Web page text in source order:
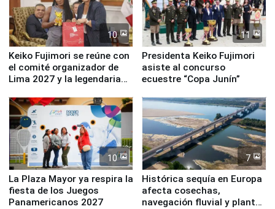
10
Keiko Fujimori se reúne con
el comité organizador de
Lima 2027 y la legendaria
11
Presidenta Keiko Fujimori
asiste al concurso
ecuestre “Copa Junín”
10
La Plaza Mayor ya respira la
fiesta de los Juegos
Panamericanos 2027
7
Histórica sequía en Europa
afecta cosechas,
navegación fluvial y plantas